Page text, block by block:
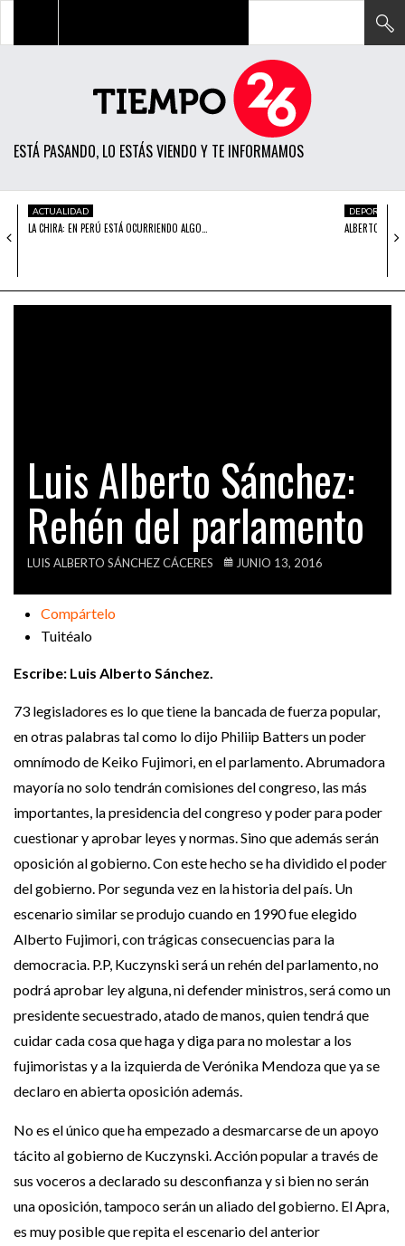
ESTÁ PASANDO, LO ESTÁS VIENDO Y TE INFORMAMOS
POLÍTICA
ECONOMÍA
SOCIEDAD
OPINIÓN
ACTUALIDAD
LA CHIRA: EN PERÚ ESTÁ OCURRIENDO ALGO…
DEPORTES
ALBERTO
Luis Alberto Sánchez:
Rehén del parlamento
LUIS ALBERTO SÁNCHEZ CÁCERES JUNIO 13, 2016
Compártelo
Tuitéalo
Escribe: Luis Alberto Sánchez.
73 legisladores es lo que tiene la bancada de fuerza popular,
en otras palabras tal como lo dijo Philiip Batters un poder
omnímodo de Keiko Fujimori, en el parlamento. Abrumadora
mayoría no solo tendrán comisiones del congreso, las más
importantes, la presidencia del congreso y poder para poder
cuestionar y aprobar leyes y normas. Sino que además serán
oposición al gobierno. Con este hecho se ha dividido el poder
del gobierno. Por segunda vez en la historia del país. Un
escenario similar se produjo cuando en 1990 fue elegido
Alberto Fujimori, con trágicas consecuencias para la
democracia. P.P, Kuczynski será un rehén del parlamento, no
podrá aprobar ley alguna, ni defender ministros, será como un
presidente secuestrado, atado de manos, quien tendrá que
cuidar cada cosa que haga y diga para no molestar a los
fujimoristas y a la izquierda de Verónika Mendoza que ya se
declaro en abierta oposición además.
No es el único que ha empezado a desmarcarse de un apoyo
tácito al gobierno de Kuczynski. Acción popular a través de
sus voceros a declarado su desconfianza y si bien no serán
una oposición, tampoco serán un aliado del gobierno. El Apra,
es muy posible que repita el escenario del anterior